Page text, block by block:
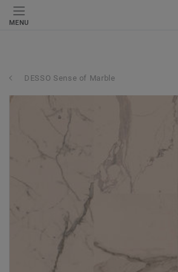
MENU
DESSO Sense of Marble